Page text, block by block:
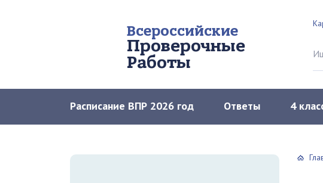
Всероссийские
Проверочные
Работы
Расписание ВПР 2026 год Ответы 4